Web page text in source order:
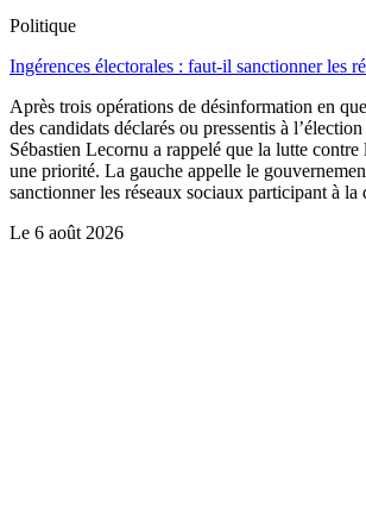
Politique
Ingérences électorales : faut-il sanctionner les
Après trois opérations de désinformation en
des candidats déclarés ou pressentis à
Sébastien Lecornu a rappelé que la lutte contre
une priorité. La gauche appelle le
sanctionner les réseaux sociaux participant à la
Le 6 août 2026